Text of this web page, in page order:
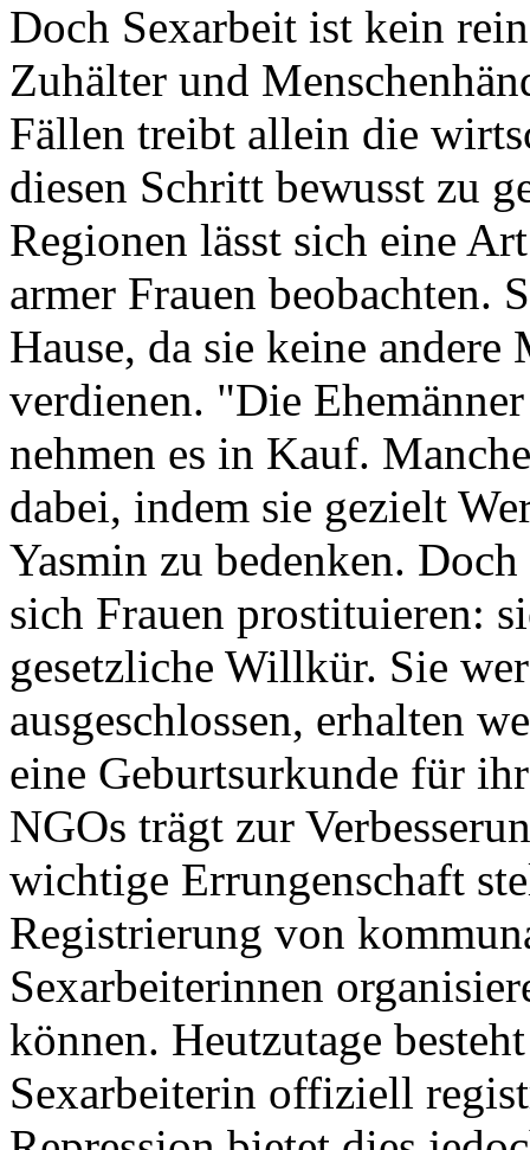
Doch Sexarbeit ist kein
Zuhälter und
Fällen treibt allein die
diesen Schritt bewusst zu
Regionen lässt sich eine
armer Frauen beobachten.
Hause, da sie keine
verdienen. "Die
nehmen es in Kauf.
dabei, indem sie gezielt
Yasmin zu bedenken.
sich Frauen prostituieren:
gesetzliche Willkür. Sie
ausgeschlossen, erhalten
eine Geburtsurkunde für
NGOs trägt zur
wichtige Errungenschaft
Registrierung von
Sexarbeiterinnen
können. Heutzutage
Sexarbeiterin offiziell